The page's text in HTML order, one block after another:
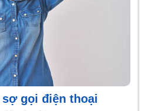
gọi điện thoại